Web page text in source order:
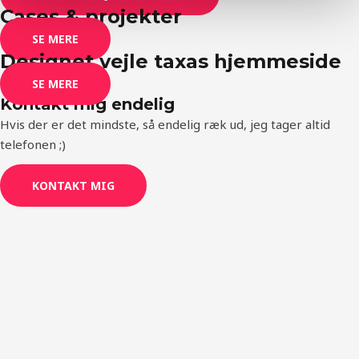
Cases & projekter
SE MERE
Designet vejle taxas hjemmeside
SE MERE
Kontakt mig endelig
Hvis der er det mindste, så endelig ræk ud, jeg tager altid
telefonen ;)
KONTAKT MIG